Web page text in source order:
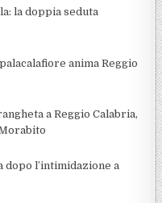
la doppia seduta
anima Reggio
a Reggio Calabria,
dopo l’intimidazione a